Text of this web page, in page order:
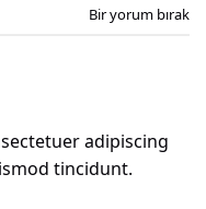
Bir yorum bırak
adipiscing
tincidunt.